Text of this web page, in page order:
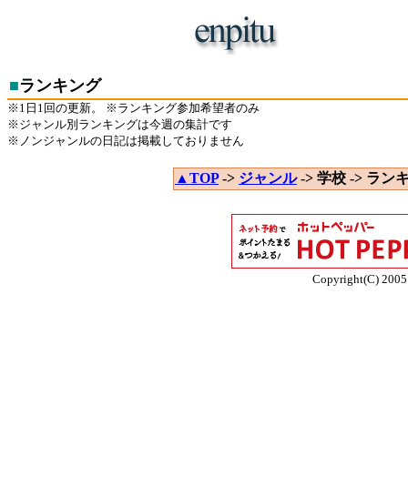
■ランキング
※1日1回の更新。 ※ランキング参加希望者のみ
※ジャンル別ランキングは今週の集計です
※ノンジャンルの日記は掲載しておりません
▲TOP-> ジャンル-> 学校 -> ラン
Copyright(C)